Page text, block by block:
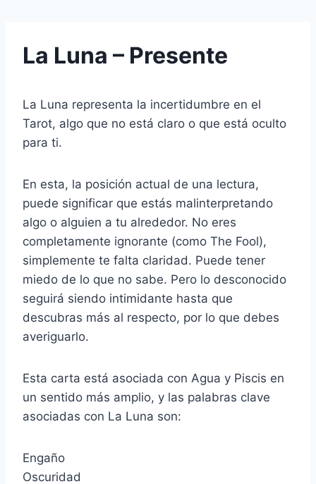
La Luna – Presente
La Luna representa la incertidumbre en el
Tarot, algo que no está claro o que está oculto
para ti.
En esta, la posición actual de una lectura,
puede significar que estás malinterpretando
algo o alguien a tu alrededor. No eres
completamente ignorante (como The Fool),
simplemente te falta claridad. Puede tener
miedo de lo que no sabe. Pero lo desconocido
seguirá siendo intimidante hasta que
descubras más al respecto, por lo que debes
averiguarlo.
Esta carta está asociada con Agua y Piscis en
un sentido más amplio, y las palabras clave
asociadas con La Luna son:
Engaño
Oscuridad